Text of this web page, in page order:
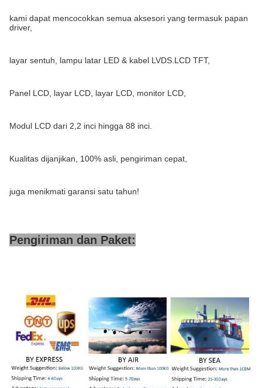
kami dapat mencocokkan semua aksesori yang termasuk papan
driver,
layar sentuh, lampu latar LED & kabel LVDS.LCD TFT,
Panel LCD, layar LCD, layar LCD, monitor LCD,
Modul LCD dari 2,2 inci hingga 88 inci.
Kualitas dijanjikan, 100% asli, pengiriman cepat,
juga menikmati garansi satu tahun!
Pengiriman dan Paket: